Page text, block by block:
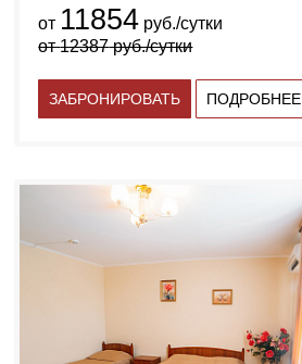
от 11854 руб./сутки
от12387руб./сутки
ЗАБРОНИРОВАТЬ ПОДРОБНЕЕ